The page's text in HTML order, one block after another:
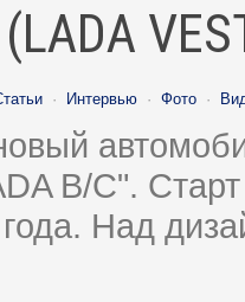
· Интервью · Фото ·
B/C".
Над